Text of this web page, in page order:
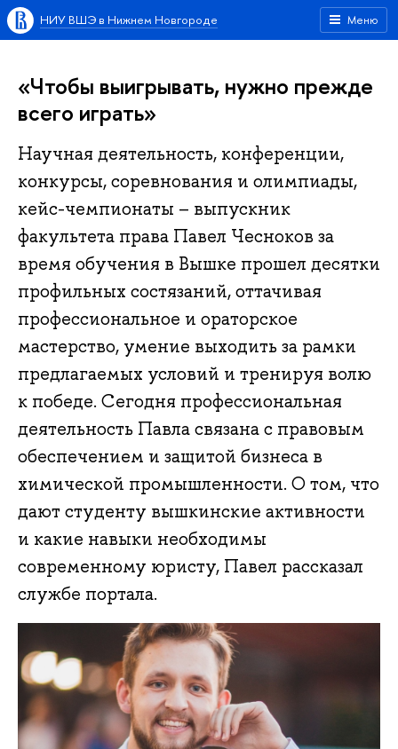
Меню
НИУ ВШЭ в Нижнем Новгороде
«Чтобы выигрывать, нужно прежде
всего играть»
Научная деятельность, конференции,
конкурсы, соревнования и олимпиады,
кейс-чемпионаты – выпускник
факультета права Павел Чесноков за
время обучения в Вышке прошел десятки
профильных состязаний, оттачивая
профессиональное и ораторское
мастерство, умение выходить за рамки
предлагаемых условий и тренируя волю
к победе. Сегодня профессиональная
деятельность Павла связана с правовым
обеспечением и защитой бизнеса в
химической промышленности. О том, что
дают студенту вышкинские активности
и какие навыки необходимы
современному юристу, Павел рассказал
службе портала.